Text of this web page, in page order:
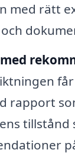
med rätt
rapport
tillstånd